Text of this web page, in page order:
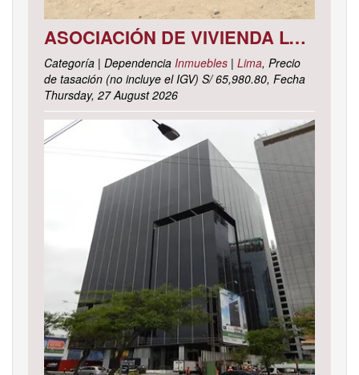
ASOCIACIÓN DE VIVIENDA LOS CACTUS MZ. C LOTE 9, DISTRITO DE PACHACAMAC, PROVINCIA Y DEPARTAMENTO DE LIMA
Categoría | Dependencia Inmuebles | Lima, Precio
de tasación (no incluye el IGV) S/ 65,980.80, Fecha
Thursday, 27 August 2026